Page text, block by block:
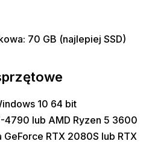
70 GB (najlepiej SSD)
10 64 bit
4790 lub AMD Ryzen 5 3600
RTX 2080S lub RTX